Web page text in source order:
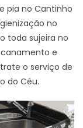
pia no Cantinho
no
toda sujeira no
e
o serviço de
do Céu.